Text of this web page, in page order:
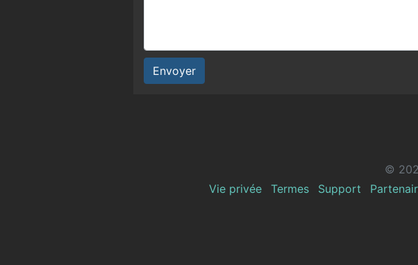
Envoyer
©
Vie privée
Termes Support